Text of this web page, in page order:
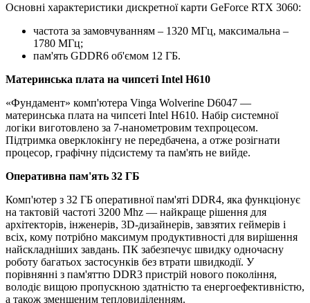
Основні характеристики дискретної карти GeForce RTX 3060:
частота за замовчуванням – 1320 МГц, максимальна –
1780 МГц;
пам'ять GDDR6 об'ємом 12 ГБ.
Материнська плата на чипсеті Intel H610
«Фундамент» комп'ютера Vinga Wolverine D6047 —
материнська плата на чипсеті Intel H610. Набір системної
логіки виготовлено за 7-нанометровим техпроцесом.
Підтримка оверклокінгу не передбачена, а отже розігнати
процесор, графічну підсистему та пам'ять не вийде.
Оперативна пам'ять 32 ГБ
Комп'ютер з 32 ГБ оперативної пам'яті DDR4, яка функціонує
на тактовій частоті 3200 Mhz — найкраще рішення для
архітекторів, інженерів, 3D-дизайнерів, завзятих геймерів і
всіх, кому потрібно максимум продуктивності для вирішення
найскладніших завдань. ПК забезпечує швидку одночасну
роботу багатьох застосунків без втрати швидкодії. У
порівнянні з пам'яттю DDR3 пристрій нового покоління,
володіє вищою пропускною здатністю та енергоефективністю,
а також зменшеним тепловиділенням.